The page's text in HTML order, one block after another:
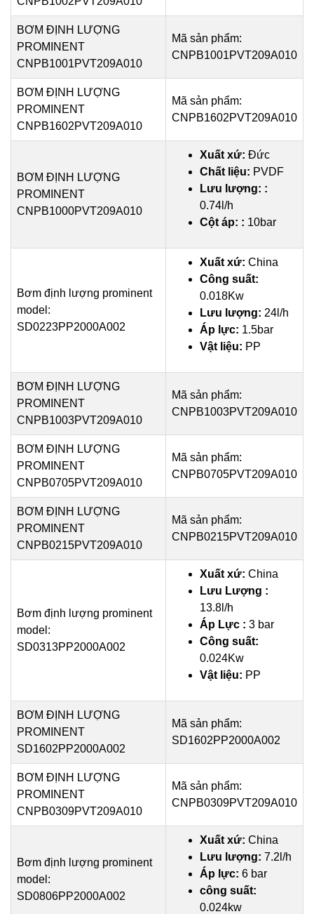
BƠM ĐỊNH LƯỢNG
PROMINENT
CNPB1001PVT209A010
Mã sản phẩm:
CNPB1001PVT209A010
BƠM ĐỊNH LƯỢNG
PROMINENT
CNPB1602PVT209A010
Mã sản phẩm:
CNPB1602PVT209A010
BƠM ĐỊNH LƯỢNG
PROMINENT
CNPB1000PVT209A010
Xuất xứ: Đức
Chất liệu: PVDF
Lưu lượng: :
0.74l/h
Cột áp: : 10bar
Bơm định lượng prominent
model:
SD0223PP2000A002
Xuất xứ: China
Công suất:
0.018Kw
Lưu lượng: 24l/h
Áp lực: 1.5bar
Vật liệu: PP
BƠM ĐỊNH LƯỢNG
PROMINENT
CNPB1003PVT209A010
Mã sản phẩm:
CNPB1003PVT209A010
BƠM ĐỊNH LƯỢNG
PROMINENT
CNPB0705PVT209A010
Mã sản phẩm:
CNPB0705PVT209A010
BƠM ĐỊNH LƯỢNG
PROMINENT
CNPB0215PVT209A010
Mã sản phẩm:
CNPB0215PVT209A010
Bơm định lượng prominent
model:
SD0313PP2000A002
Xuất xứ: China
Lưu Lượng :
13.8l/h
Áp Lực : 3 bar
Công suất:
0.024Kw
Vật liệu: PP
BƠM ĐỊNH LƯỢNG
PROMINENT
SD1602PP2000A002
Mã sản phẩm:
SD1602PP2000A002
BƠM ĐỊNH LƯỢNG
PROMINENT
CNPB0309PVT209A010
Mã sản phẩm:
CNPB0309PVT209A010
Bơm định lượng prominent
model:
SD0806PP2000A002
Xuất xứ: China
Lưu lượng: 7.2l/h
Áp lực: 6 bar
công suất:
0.024kw